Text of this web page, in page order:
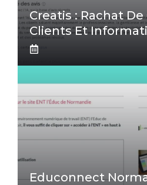
Creatis : Rachat
Clients Et
Educonnect